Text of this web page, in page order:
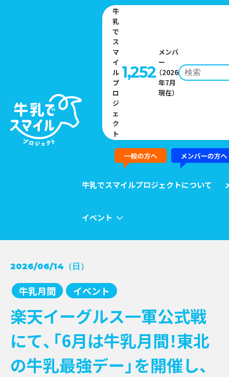
牛
乳
で
ス
マ
イ
ル
プ
ロ
ジ
ェ
ク
ト
1,252
メンバ
ー
（2026
年7月
現在）
牛乳でスマイルプロジェクトについて
NEWS
コンクール受賞レシピ
お知らせ
新商品 →
イベント
EVENTキャンペーン
その他情報提供
楽天イーグルス一軍公式戦にて、「6月は牛乳
月間！東北の牛乳最強デー」を開催し、イベントを実施いたします
EVENT
イベント
2026/06/14（日）
牛乳月間 イベント
楽天イーグルス一軍公式戦
にて、「6月は牛乳月間！東北
の牛乳最強デー」を開催し、